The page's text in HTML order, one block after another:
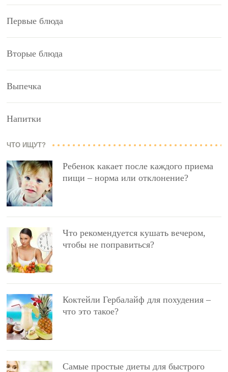
Первые блюда
Вторые блюда
Выпечка
Напитки
ЧТО ИЩУТ?
Ребенок какает после каждого приема
пищи – норма или отклонение?
Что рекомендуется кушать вечером,
чтобы не поправиться?
Коктейли Гербалайф для похудения –
что это такое?
Самые простые диеты для быстрого